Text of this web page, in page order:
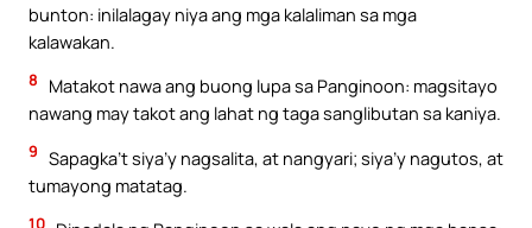
bunton: inilalagay niya ang mga kalaliman sa mga
kalawakan.
8
Matakot nawa ang buong lupa sa Panginoon: magsitayo
nawang may takot ang lahat ng taga sanglibutan sa kaniya.
9 Sapagka’t siya’y nagsalita, at nangyari; siya’y nagutos, at
tumayong matatag.
10